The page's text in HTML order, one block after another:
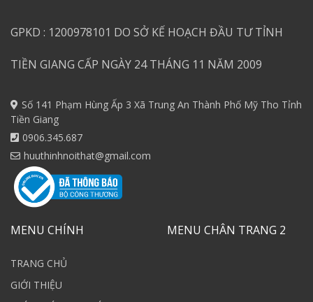
GPKD : 1200978101 DO SỞ KẾ HOẠCH ĐẦU TƯ TỈNH
TIỀN GIANG CẤP NGÀY 24 THÁNG 11 NĂM 2009
Số 141 Phạm Hùng Ấp 3 Xã Trung An Thành Phố Mỹ Tho Tỉnh
Tiền Giang
0906.345.687
huuthinhnoithat@gmail.com
MENU CHÍNH
TRANG CHỦ
GIỚI THIỆU
MENU CHÂN TRANG 2